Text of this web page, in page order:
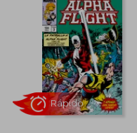
5%
dcto.